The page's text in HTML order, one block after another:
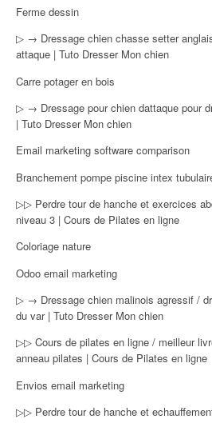
Ferme dessin
▷ → Dressage chien chasse setter
attaque | Tuto Dresser Mon chien
Carre potager en bois
▷ → Dressage pour chien dattaque pour
| Tuto Dresser Mon chien
Email marketing software comparison
Branchement pompe piscine intex
▷▷ Perdre tour de hanche et exercices
niveau 3 | Cours de Pilates en ligne
Coloriage nature
Odoo email marketing
▷ → Dressage chien malinois agressif /
du var | Tuto Dresser Mon chien
▷▷ Cours de pilates en ligne / meilleur
anneau pilates | Cours de Pilates en ligne
Envios email marketing
▷▷ Perdre tour de hanche et